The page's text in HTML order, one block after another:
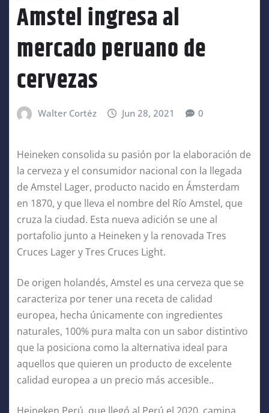
Amstel ingresa al
mercado peruano de
cervezas
Walter Cortéz Jun 28, 2021 0
Heineken consolida su pasión por la elaboración de
la cerveza y el consumidor nacional con la llegada
de Amstel Lager, producto nacido en Ámsterdam
en 1870, y que lleva el nombre del Río Amstel, que
cruza la ciudad. Esta nueva adición se une al
portafolio junto a Heineken y la renovada Tres
Cruces Lager y Tres Cruces Light.
De origen holandés, Amstel es una cerveza que se
caracteriza por tener una receta de calidad
europea, hecha únicamente con ingredientes
naturales, 100% pura malta con un sabor distintivo
que la posiciona como la alternativa ideal para
aquellos que quieren un producto de excelente
calidad europea a un precio más accesible..